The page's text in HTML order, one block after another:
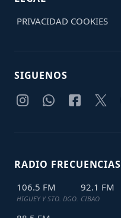
PRIVACIDAD COOKIES
SIGUENOS
RADIO FRECUENCIAS
106.5 FM
HIGUEY Y STO. DGO.
92.1 FM
CIBAO